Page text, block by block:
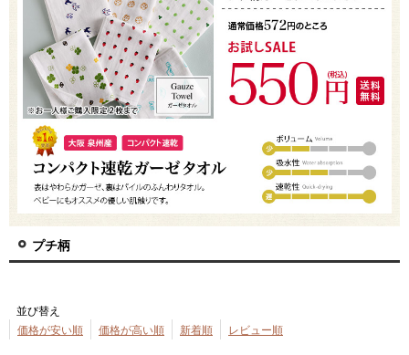
プチ柄
並び替え
価格が安い順
価格が高い順 新着順 レビュー順